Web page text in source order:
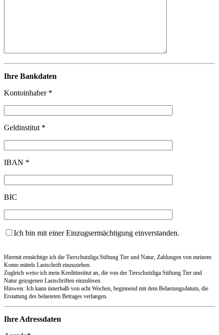
Ihre Bankdaten
Kontoinhaber *
Geldinstitut *
IBAN *
BIC
Ich bin mit einer Einzugsermächtigung einverstanden.
Hiermit ermächtige ich die Tierschutzliga Stiftung Tier und Natur, Zahlungen von meinem
Konto mittels Lastschrift einzuziehen.
Zugleich weise ich mein Kreditinstitut an, die von der Tierschutzliga Stiftung Tier und
Natur gezogenen Lastschriften einzulösen.
Hinweis: Ich kann innerhalb von acht Wochen, beginnend mit dem Belastungsdatum, die
Erstattung des belasteten Betrages verlangen.
Ihre Adressdaten